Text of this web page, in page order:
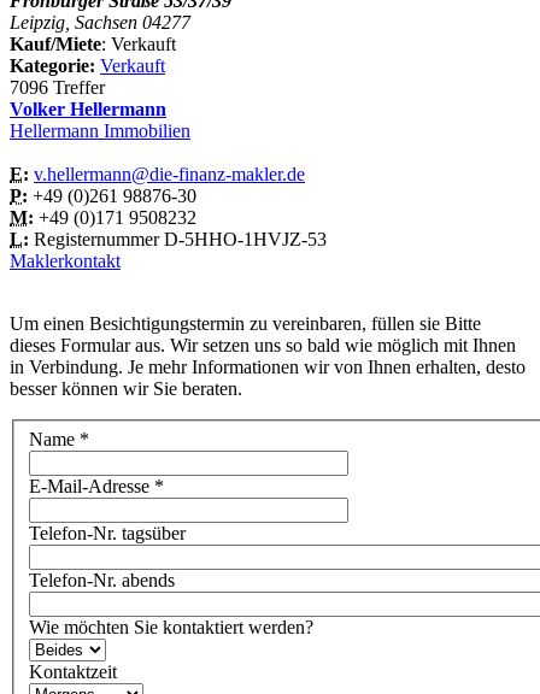
Leipzig, Sachsen 04277
Kauf/Miete: Verkauft
Kategorie: Verkauft
7096 Treffer
Volker Hellermann
Hellermann Immobilien
E: v.hellermann@die-finanz-makler.de
P: +49 (0)261 98876-30
M: +49 (0)171 9508232
L: Registernummer D-5HHO-1HVJZ-53
Maklerkontakt
Um einen Besichtigungstermin zu vereinbaren, füllen sie Bitte
dieses Formular aus. Wir setzen uns so bald wie möglich mit Ihnen
in Verbindung. Je mehr Informationen wir von Ihnen erhalten, desto
besser können wir Sie beraten.
Name *
E-Mail-Adresse *
Telefon-Nr. tagsüber
Telefon-Nr. abends
Wie möchten Sie kontaktiert werden?
Kontaktzeit